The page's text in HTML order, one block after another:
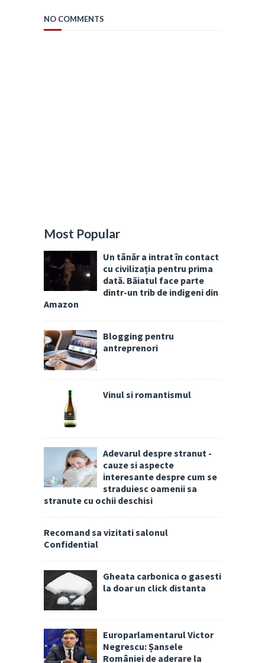
NO COMMENTS
Most Popular
Un tânăr a intrat în contact
cu civilizația pentru prima
dată. Băiatul face parte
dintr-un trib de indigeni din
Amazon
Blogging pentru
antreprenori
Vinul si romantismul
Adevarul despre stranut -
cauze si aspecte
interesante despre cum se
straduiesc oamenii sa
stranute cu ochii deschisi
Recomand sa vizitati salonul
Confidential
Gheata carbonica o gasesti
la doar un click distanta
Europarlamentarul Victor
Negrescu: Șansele
României de aderare la